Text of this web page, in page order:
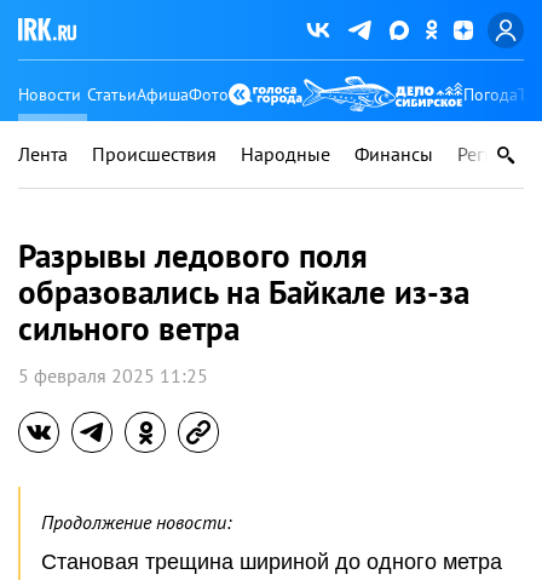
Новости СтатьиАфишаФото Погода
Лента Происшествия Народные Финансы Регионы
Разрывы ледового поля
образовались на Байкале из-за
сильного ветра
5 февраля 2025 11:25
Продолжение новости:
Становая трещина шириной до одного метра